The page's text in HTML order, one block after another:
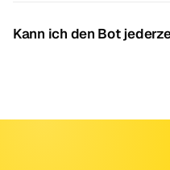
Kann ich den Bot